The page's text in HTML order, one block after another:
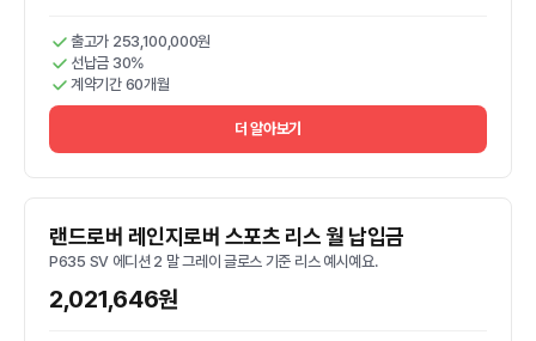
출고가 253,100,000원
선납금 30%
계약기간 60개월
더 알아보기
랜드로버 레인지로버 스포츠 리스 월 납입금
P635 SV 에디션 2 말 그레이 글로스 기준 리스 예시예요.
2,021,646원